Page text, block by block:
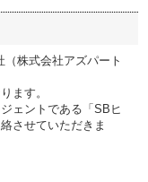
株式会社アズパート
ます。
ェントである「SBヒ
させていただきま